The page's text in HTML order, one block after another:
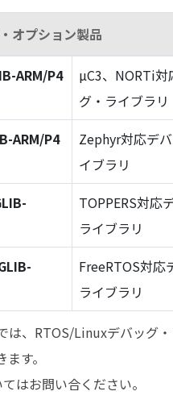
オプション製品
ARM/P4
µC3、NORTi対
グ・ライブラリ
ARM/P4
Zephyr対応デ
イブラリ
TOPPERS対応
ライブラリ
FreeRTOS対応
ライブラリ
は、RTOS/Linuxデバッグ
す。
はお問い合ください。